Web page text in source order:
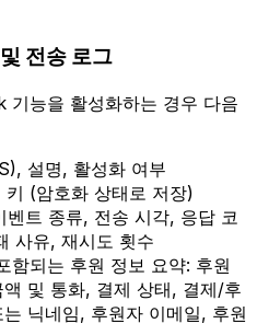
전송 로그
기능을 활성화하는 경우 다음
설명, 활성화 여부
(암호화 상태로 저장)
트 종류, 전송 시각, 응답 코
사유, 재시도 횟수
되는 후원 정보 요약: 후원
및 통화, 결제 상태, 결제/후
닉네임, 후원자 이메일, 후원